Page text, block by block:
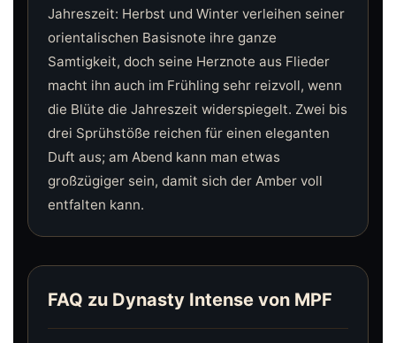
Jahreszeit: Herbst und Winter verleihen seiner
orientalischen Basisnote ihre ganze
Samtigkeit, doch seine Herznote aus Flieder
macht ihn auch im Frühling sehr reizvoll, wenn
die Blüte die Jahreszeit widerspiegelt. Zwei bis
drei Sprühstöße reichen für einen eleganten
Duft aus; am Abend kann man etwas
großzügiger sein, damit sich der Amber voll
entfalten kann.
FAQ zu Dynasty Intense von MPF